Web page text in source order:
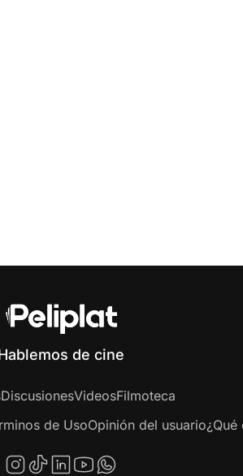
de cine
DiscusionesVideosFilmoteca
de UsoOpinión del usuario¿Qué